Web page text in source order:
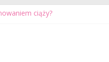
ciąży?
omówić ze specjalistą?
Jak przygotować się do ciąży?